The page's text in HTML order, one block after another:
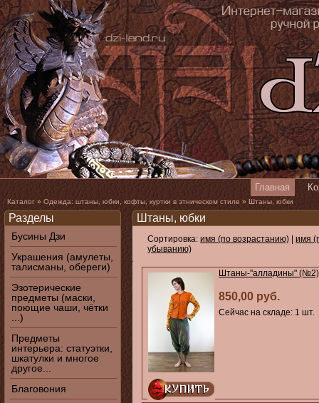
Главная
Каталог » Одежда: штаны, юбки, кофты, куртки в этническом стиле » Штаны, юбки
Штаны, юбки
Сортировка:имя (по возрастанию) |имя
убыванию)
Штаны-"алладины" (№2)
850,00 руб.
Сейчас на складе: 1 шт.
Разделы
Бусины Дзи
Украшения (амулеты,
талисманы, обереги)
Эзотерические
предметы (маски,
поющие чаши, чётки
...)
Предметы
интерьера: статуэтки,
шкатулки и многое
другое...
Благовония